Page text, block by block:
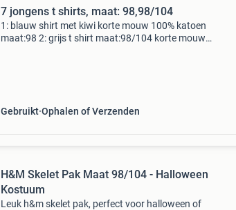
7 jongens t shirts, maat: 98,98/104
1: blauw shirt met kiwi korte mouw 100% katoen
maat:98 2: grijs t shirt maat:98/104 korte mouw
Gebruikt Ophalen of Verzenden
H&M Skelet Pak Maat 98/104 - Halloween
Kostuum
Leuk h&m skelet pak, perfect voor halloween of